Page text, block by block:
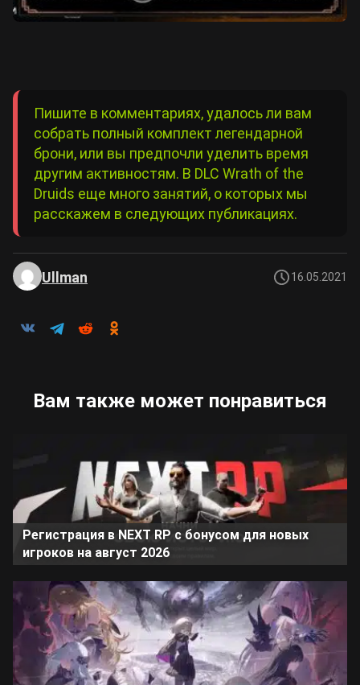
Пишите в комментариях, удалось ли вам
собрать полный комплект легендарной
брони, или вы предпочли уделить время
другим активностям. В DLC Wrath of the
Druids еще много занятий, о которых мы
расскажем в следующих публикациях.
Ullman 16.05.2021
Вам также может понравиться
Регистрация в NEXT RP с бонусом для новых
игроков на август 2026